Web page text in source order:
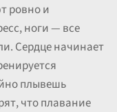
ровно и
ноги — все
Сердце начинает
плывешь
что плавание